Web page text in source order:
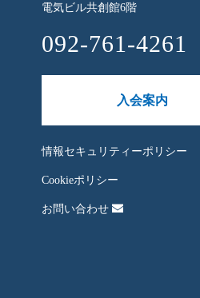
電気ビル共創館6階
092-761-4261
入会案内
情報セキュリティーポリシー
Cookieポリシー
お問い合わせ